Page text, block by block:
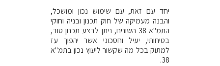
יחד עם זאת, עם שימוש נכון ומושכל,
והבנה מעמיקה של חוק תכנון ובניה וחוקי
התמ"א 38 השונים, ניתן לבצע תכנון טוב,
בטיחותי, יעיל וחסכוני אשר יהפוך עז
למתוק בכל מה שקשור ליעוץ נכון בתמ"א
38.